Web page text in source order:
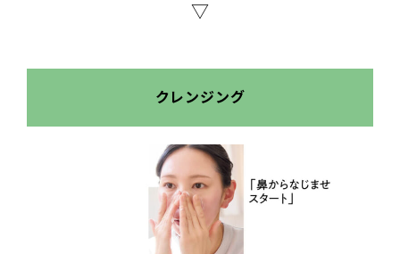
▽
クレンジング